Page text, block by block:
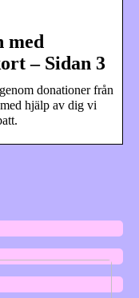
med
– Sidan 3
donationer från
hjälp av dig vi